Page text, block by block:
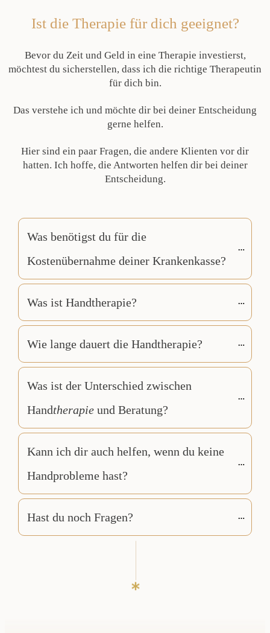
Ist die Therapie für dich geeignet?
Bevor du Zeit und Geld in eine Therapie investierst,
möchtest du sicherstellen, dass ich die richtige Therapeutin
für dich bin.
Das verstehe ich und möchte dir bei deiner Entscheidung
gerne helfen.
Hier sind ein paar Fragen, die andere Klienten vor dir
hatten. Ich hoffe, die Antworten helfen dir bei deiner
Entscheidung.
Was benötigst du für die
Kostenübernahme deiner Krankenkasse?
Was ist Handtherapie?
Wie lange dauert die Handtherapie?
Was ist der Unterschied zwischen
Handtherapie und Beratung?
Kann ich dir auch helfen, wenn du keine
Handprobleme hast?
Hast du noch Fragen?